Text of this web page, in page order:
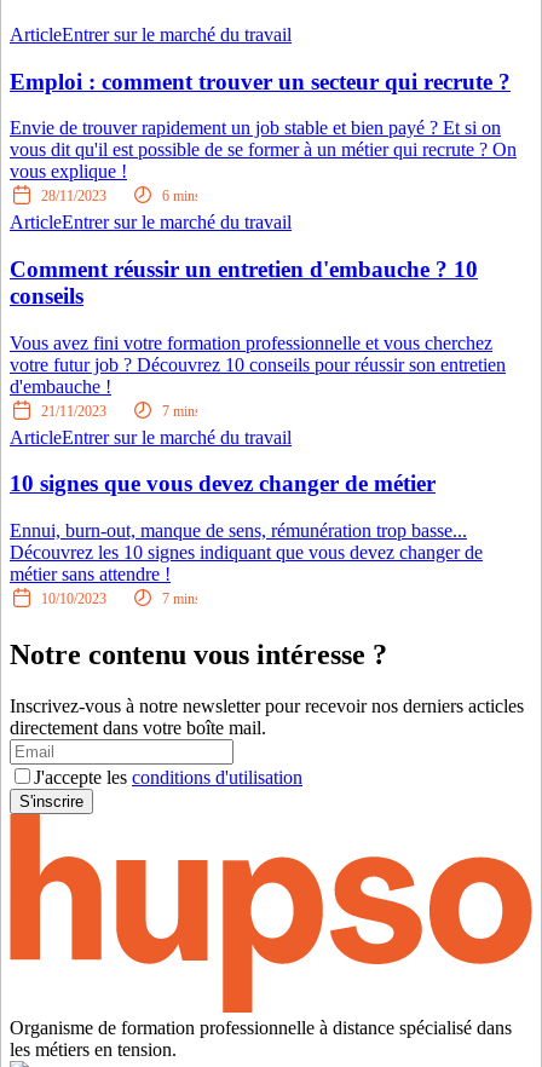
ArticleEntrer sur le marché du travail
Emploi : comment trouver un secteur qui recrute ?
Envie de trouver rapidement un job stable et bien payé ? Et si on
vous dit qu'il est possible de se former à un métier qui recrute ? On
vous explique !
28/11/2023 6 mins
ArticleEntrer sur le marché du travail
Comment réussir un entretien d'embauche ? 10
conseils
Vous avez fini votre formation professionnelle et vous cherchez
votre futur job ? Découvrez 10 conseils pour réussir son entretien
d'embauche !
21/11/2023 7 mins
ArticleEntrer sur le marché du travail
10 signes que vous devez changer de métier
Ennui, burn-out, manque de sens, rémunération trop basse...
Découvrez les 10 signes indiquant que vous devez changer de
métier sans attendre !
10/10/2023 7 mins
Notre contenu vous intéresse ?
Inscrivez-vous à notre newsletter pour recevoir nos derniers acticles
directement dans votre boîte mail.
J'accepte les conditions d'utilisation
S'inscrire
Organisme de formation professionnelle à distance spécialisé dans
les métiers en tension.